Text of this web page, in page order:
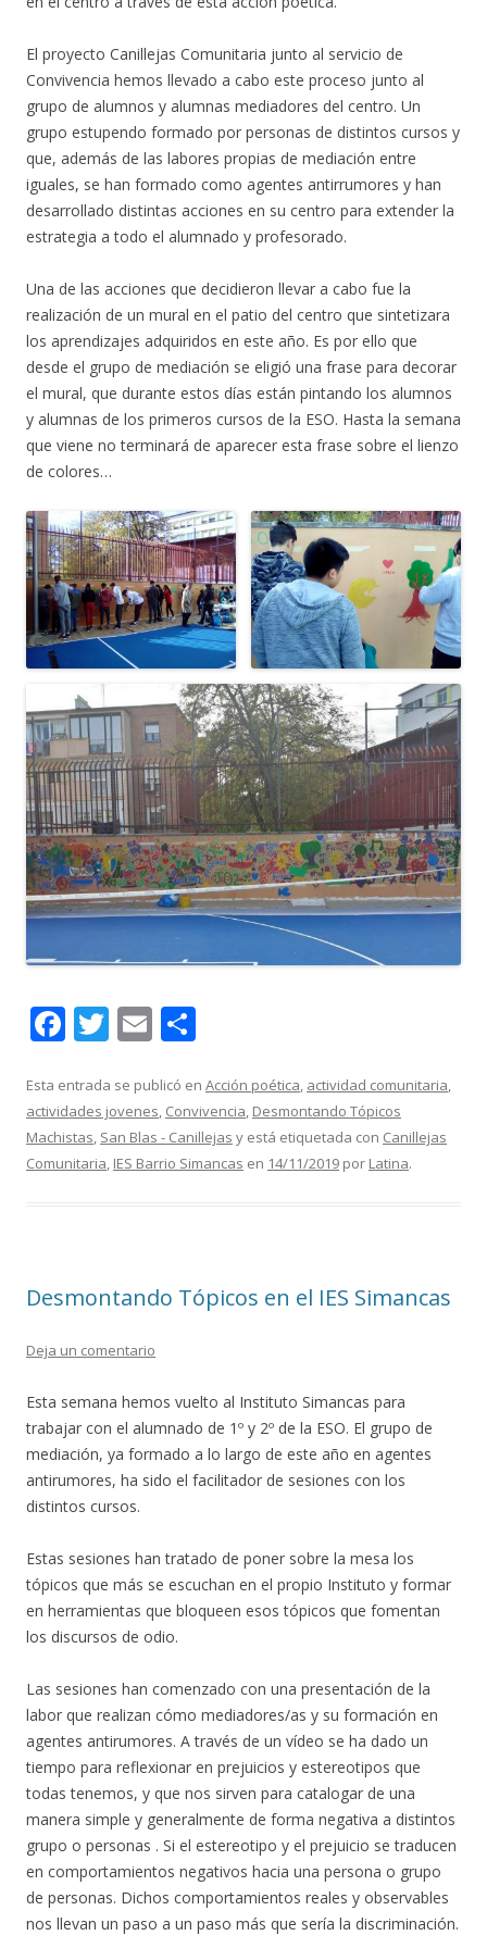
El proyecto Canillejas Comunitaria junto al servicio de
Convivencia hemos llevado a cabo este proceso junto al
grupo de alumnos y alumnas mediadores del centro. Un
grupo estupendo formado por personas de distintos cursos y
que, además de las labores propias de mediación entre
iguales, se han formado como agentes antirrumores y han
desarrollado distintas acciones en su centro para extender la
estrategia a todo el alumnado y profesorado.
Una de las acciones que decidieron llevar a cabo fue la
realización de un mural en el patio del centro que sintetizara
los aprendizajes adquiridos en este año. Es por ello que
desde el grupo de mediación se eligió una frase para decorar
el mural, que durante estos días están pintando los alumnos
y alumnas de los primeros cursos de la ESO. Hasta la semana
que viene no terminará de aparecer esta frase sobre el lienzo
de colores…
F
e
b
o
T
itt
er
E
ai
l
m
p
ar
Esta entrada se publicó en Acción poética, actividad comunitaria,
actividades jovenes, Convivencia, Desmontando Tópicos
Machistas, San Blas - Canillejas y está etiquetada con Canillejas
Comunitaria, IES Barrio Simancas en 14/11/2019 por Latina.
Desmontando Tópicos en el IES Simancas
Deja un comentario
Esta semana hemos vuelto al Instituto Simancas para
trabajar con el alumnado de 1º y 2º de la ESO. El grupo de
mediación, ya formado a lo largo de este año en agentes
antirumores, ha sido el facilitador de sesiones con los
distintos cursos.
Estas sesiones han tratado de poner sobre la mesa los
tópicos que más se escuchan en el propio Instituto y formar
en herramientas que bloqueen esos tópicos que fomentan
los discursos de odio.
Las sesiones han comenzado con una presentación de la
labor que realizan cómo mediadores/as y su formación en
agentes antirumores. A través de un vídeo se ha dado un
tiempo para reflexionar en prejuicios y estereotipos que
todas tenemos, y que nos sirven para catalogar de una
manera simple y generalmente de forma negativa a distintos
grupo o personas . Si el estereotipo y el prejuicio se traducen
en comportamientos negativos hacia una persona o grupo
de personas. Dichos comportamientos reales y observables
nos llevan un paso a un paso más que sería la discriminación.